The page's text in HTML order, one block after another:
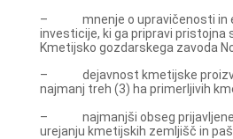
– mnenje o upravičenosti in
investicije, ki ga pripravi pristojna
Kmetijsko gozdarskega zavoda
– dejavnost kmetijske
najmanj treh (3) ha primerljivih
– najmanjši obseg prijavljene
urejanju kmetijskih zemljišč in